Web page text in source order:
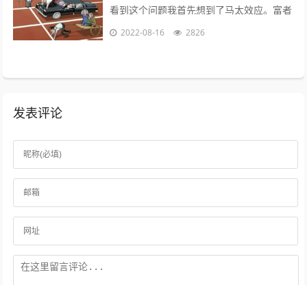
看到这个问题我首先想到了马太效应。富者
更富，穷者更穷。这也是一个不争的事实。
2022-08-16 2826
发表评论